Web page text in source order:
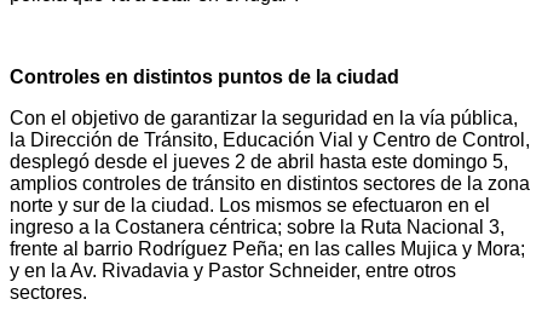
Controles en distintos puntos de la ciudad
Con el objetivo de garantizar la seguridad en la vía pública,
la Dirección de Tránsito, Educación Vial y Centro de Control,
desplegó desde el jueves 2 de abril hasta este domingo 5,
amplios controles de tránsito en distintos sectores de la zona
norte y sur de la ciudad. Los mismos se efectuaron en el
ingreso a la Costanera céntrica; sobre la Ruta Nacional 3,
frente al barrio Rodríguez Peña; en las calles Mujica y Mora;
y en la Av. Rivadavia y Pastor Schneider, entre otros
sectores.